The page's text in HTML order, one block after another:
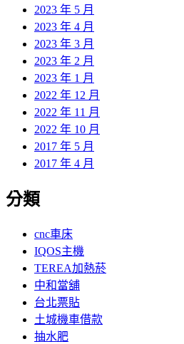
2023 年 5 月
2023 年 4 月
2023 年 3 月
2023 年 2 月
2023 年 1 月
2022 年 12 月
2022 年 11 月
2022 年 10 月
2017 年 5 月
2017 年 4 月
分類
cnc車床
IQOS主機
TEREA加熱菸
中和當舖
台北票貼
土城機車借款
抽水肥